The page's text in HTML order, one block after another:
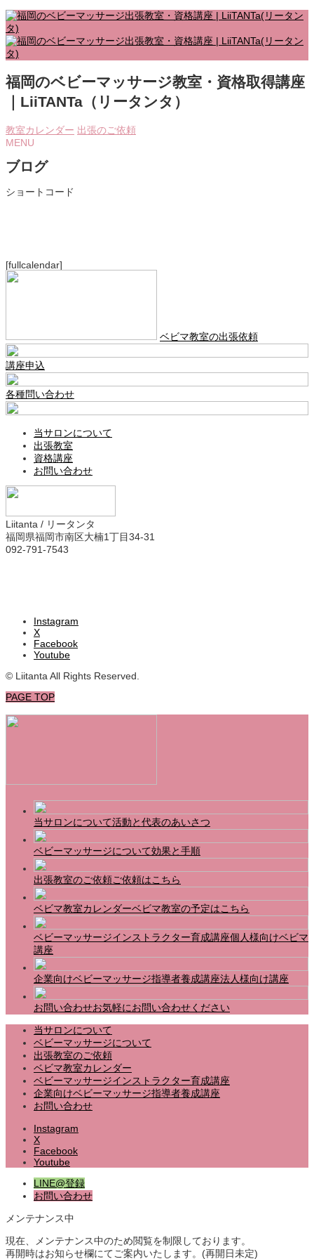
福岡のベビーマッサージ教室・資格取得講座
｜LiiTANTa（リータンタ）
教室カレンダー 出張のご依頼
MENU
ブログ
ショートコード
[fullcalendar]
ベビマ教室の出張依頼
講座申込
各種問い合わせ
当サロンについて
出張教室
資格講座
お問い合わせ
Liitanta / リータンタ
福岡県福岡市南区大楠1丁目34-31
092-791-7543
Instagram
X
Facebook
Youtube
© Liitanta All Rights Reserved.
PAGE TOP
当サロンについて活動と代表のあいさつ
ベビーマッサージについて効果と手順
出張教室のご依頼ご依頼はこちら
ベビマ教室カレンダーベビマ教室の予定はこちら
ベビーマッサージインストラクター育成講座個人様向けベビマ
講座
企業向けベビーマッサージ指導者養成講座法人様向け講座
お問い合わせお気軽にお問い合わせください
当サロンについて
ベビーマッサージについて
出張教室のご依頼
ベビマ教室カレンダー
ベビーマッサージインストラクター育成講座
企業向けベビーマッサージ指導者養成講座
お問い合わせ
Instagram
X
Facebook
Youtube
LINE@登録
お問い合わせ
メンテナンス中
現在、メンテナンス中のため閲覧を制限しております。
再開時はお知らせ欄にてご案内いたします。(再開日未定)